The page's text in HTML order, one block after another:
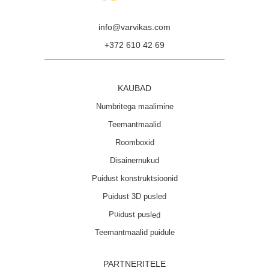
PARTNERITELE
Puidust konstruktsioonid
Disainernukud
Roomboxid
Puidust 3D pusled
Teemantmaalid
Numbritega maalimine
KAUBAD
Puidust pusled
Teemantmaalid puidule
info@varvikas.com
+372 610 42 69